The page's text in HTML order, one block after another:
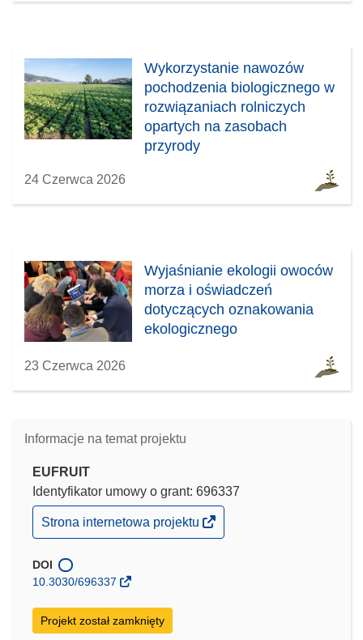
Wykorzystanie nawozów
pochodzenia biologicznego w
rozwiązaniach rolniczych
opartych na zasobach
przyrody
24 Czerwca 2026
Wyjaśnianie ekologii owoców
morza i oświadczeń
dotyczących oznakowania
ekologicznego
23 Czerwca 2026
Informacje na temat projektu
EUFRUIT
Identyfikator umowy o grant: 696337
(odnośnik
otworzy
w
nowym
Strona internetowa projektu
DOI
10.3030/696337
Projekt został zamknięty